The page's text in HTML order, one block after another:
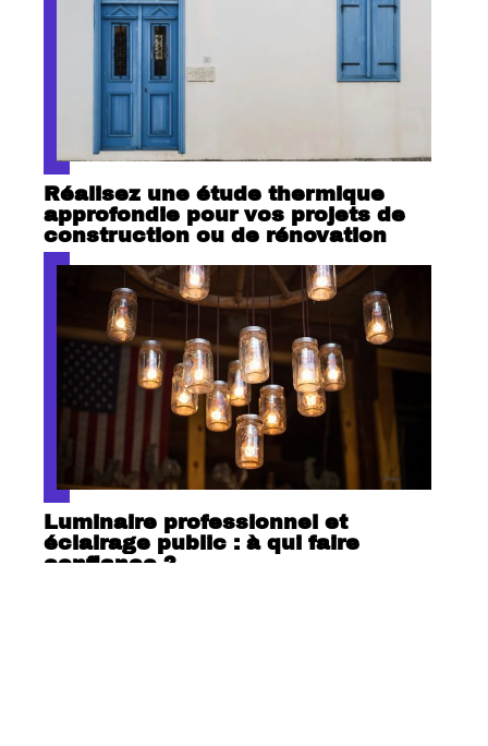
Réalisez une étude thermique
approfondie pour vos projets de
construction ou de rénovation
Luminaire professionnel et
éclairage public : à qui faire
confiance ?